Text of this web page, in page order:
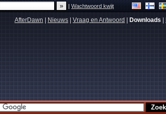
|Wachtwoord kwijt
AfterDawn Nieuws Vraag en Antwoord Downloads